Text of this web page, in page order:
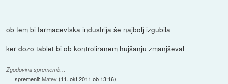
ob tem bi farmacevtska industrija še najbolj izgubila
ker dozo tablet bi ob kontroliranem hujšanju zmanjševal
Zgodovina sprememb…
spremenil:Matev(11. okt 2011 ob 13:16)